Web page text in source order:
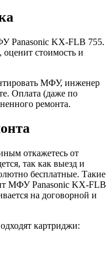
Panasonic KX-FLB 755.
стоимость и
МФУ, инженер
Оплата (даже по
ремонта.
откажетесь от
так как выезд и
бесплатные. Такие
МФУ Panasonic KX-FLB
на договорной и
картриджи: